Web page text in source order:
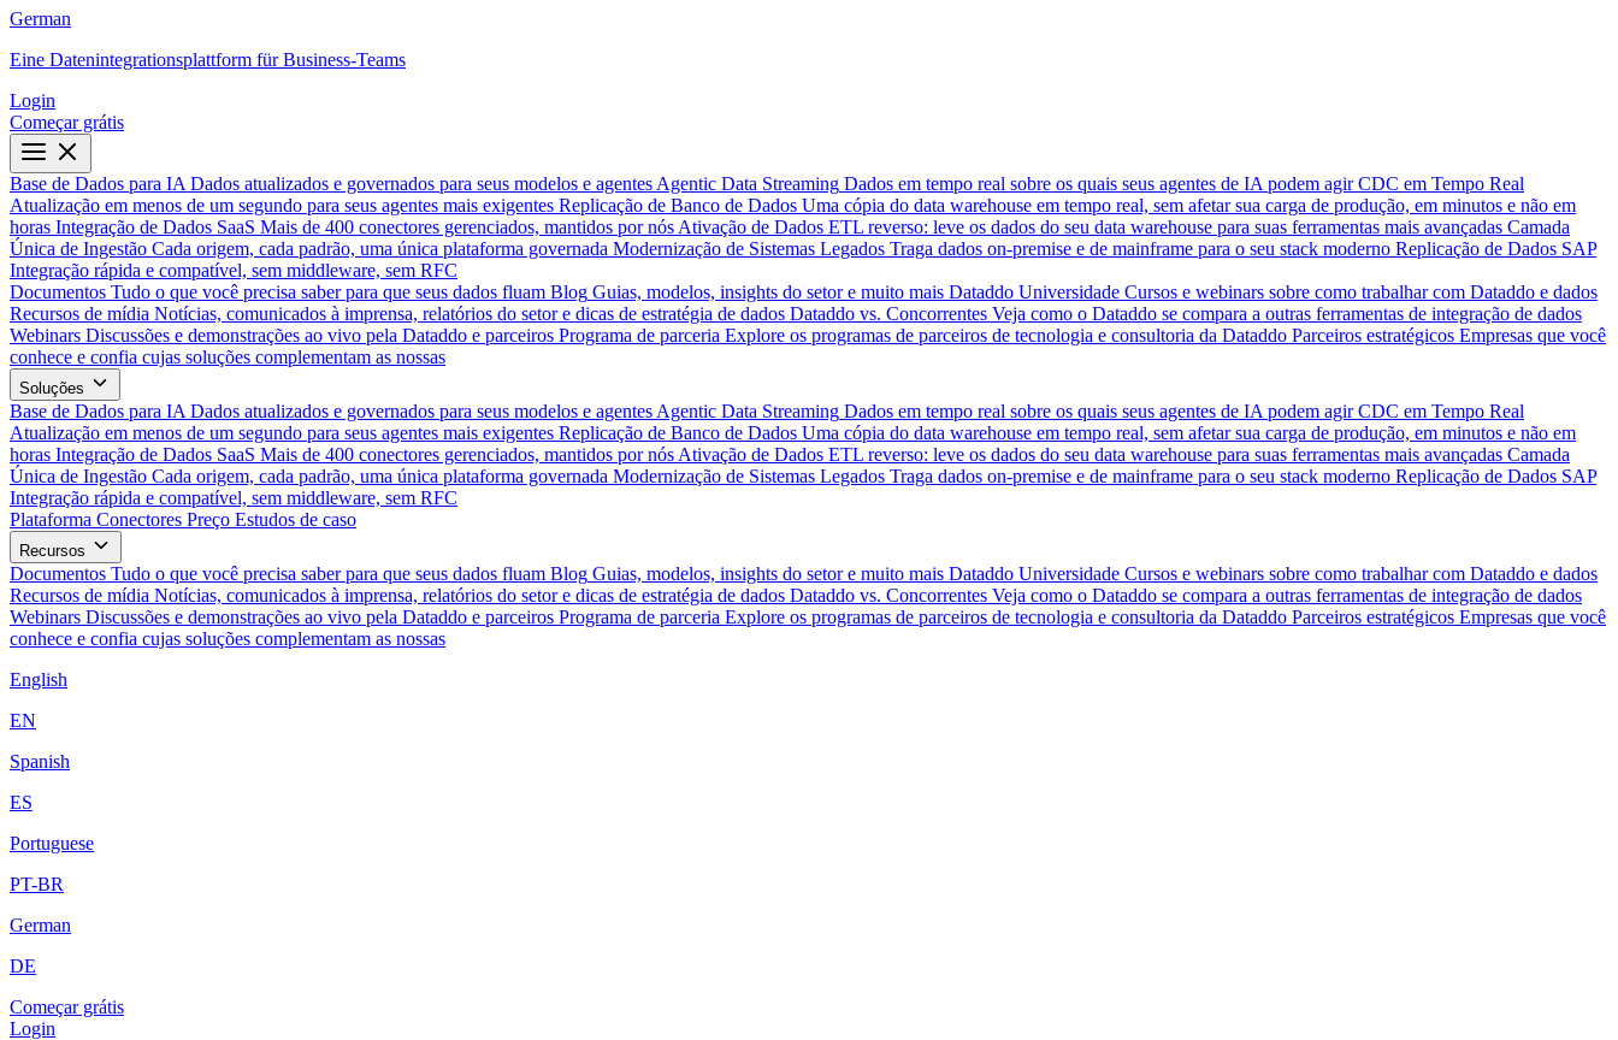
German
Eine Datenintegrationsplattform für Business-Teams
Login
Começar grátis
Base de Dados para IA Dados atualizados e governados para seus modelos e agentes Agentic Data Streaming Dados em tempo real sobre os quais seus agentes de IA podem agir CDC em Tempo Real
Atualização em menos de um segundo para seus agentes mais exigentes Replicação de Banco de Dados Uma cópia do data warehouse em tempo real, sem afetar sua carga de produção, em minutos e não em
horas Integração de Dados SaaS Mais de 400 conectores gerenciados, mantidos por nós Ativação de Dados ETL reverso: leve os dados do seu data warehouse para suas ferramentas mais avançadas Camada
Única de Ingestão Cada origem, cada padrão, uma única plataforma governada Modernização de Sistemas Legados Traga dados on-premise e de mainframe para o seu stack moderno Replicação de Dados SAP
Integração rápida e compatível, sem middleware, sem RFC
Documentos Tudo o que você precisa saber para que seus dados fluam Blog Guias, modelos, insights do setor e muito mais Dataddo Universidade Cursos e webinars sobre como trabalhar com Dataddo e dados
Recursos de mídia Notícias, comunicados à imprensa, relatórios do setor e dicas de estratégia de dados Dataddo vs. Concorrentes Veja como o Dataddo se compara a outras ferramentas de integração de dados
Webinars Discussões e demonstrações ao vivo pela Dataddo e parceiros Programa de parceria Explore os programas de parceiros de tecnologia e consultoria da Dataddo Parceiros estratégicos Empresas que você
conhece e confia cujas soluções complementam as nossas
Soluções
Base de Dados para IA Dados atualizados e governados para seus modelos e agentes Agentic Data Streaming Dados em tempo real sobre os quais seus agentes de IA podem agir CDC em Tempo Real
Atualização em menos de um segundo para seus agentes mais exigentes Replicação de Banco de Dados Uma cópia do data warehouse em tempo real, sem afetar sua carga de produção, em minutos e não em
horas Integração de Dados SaaS Mais de 400 conectores gerenciados, mantidos por nós Ativação de Dados ETL reverso: leve os dados do seu data warehouse para suas ferramentas mais avançadas Camada
Única de Ingestão Cada origem, cada padrão, uma única plataforma governada Modernização de Sistemas Legados Traga dados on-premise e de mainframe para o seu stack moderno Replicação de Dados SAP
Integração rápida e compatível, sem middleware, sem RFC
Plataforma Conectores Preço Estudos de caso
Recursos
Documentos Tudo o que você precisa saber para que seus dados fluam Blog Guias, modelos, insights do setor e muito mais Dataddo Universidade Cursos e webinars sobre como trabalhar com Dataddo e dados
Recursos de mídia Notícias, comunicados à imprensa, relatórios do setor e dicas de estratégia de dados Dataddo vs. Concorrentes Veja como o Dataddo se compara a outras ferramentas de integração de dados
Webinars Discussões e demonstrações ao vivo pela Dataddo e parceiros Programa de parceria Explore os programas de parceiros de tecnologia e consultoria da Dataddo Parceiros estratégicos Empresas que você
conhece e confia cujas soluções complementam as nossas
English
EN
Spanish
ES
Portuguese
PT-BR
German
DE
Começar grátis
Login